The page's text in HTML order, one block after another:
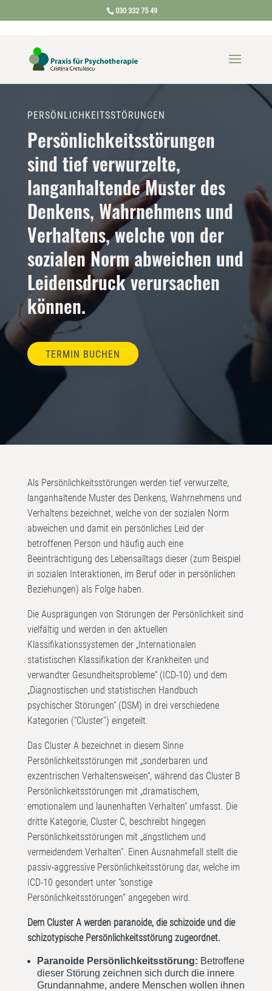
030 332 75 49
PERSÖNLICHKEITSSTÖRUNGEN
Persönlichkeitsstörungen
sind tief verwurzelte,
langanhaltende Muster des
Denkens, Wahrnehmens und
Verhaltens, welche von der
sozialen Norm abweichen und
Leidensdruck verursachen
können.
TERMIN BUCHEN
Als Persönlichkeitsstörungen werden tief verwurzelte,
langanhaltende Muster des Denkens, Wahrnehmens und
Verhaltens bezeichnet, welche von der sozialen Norm
abweichen und damit ein persönliches Leid der
betroffenen Person und häufig auch eine
Beeinträchtigung des Lebensalltags dieser (zum Beispiel
in sozialen Interaktionen, im Beruf oder in persönlichen
Beziehungen) als Folge haben.
Die Ausprägungen von Störungen der Persönlichkeit sind
vielfältig und werden in den aktuellen
Klassifikationssystemen der „Internationalen
statistischen Klassifikation der Krankheiten und
verwandter Gesundheitsprobleme“ (ICD-10) und dem
„Diagnostischen und statistischen Handbuch
psychischer Störungen“ (DSM) in drei verschiedene
Kategorien (“Cluster”) eingeteilt.
Das Cluster A bezeichnet in diesem Sinne
Persönlichkeitsstörungen mit „sonderbaren und
exzentrischen Verhaltensweisen“, während das Cluster B
Persönlichkeitsstörungen mit „dramatischem,
emotionalem und launenhaften Verhalten“ umfasst. Die
dritte Kategorie, Cluster C, beschreibt hingegen
Persönlichkeitsstörungen mit „ängstlichem und
vermeidendem Verhalten“. Einen Ausnahmefall stellt die
passiv-aggressive Persönlichkeitsstörung dar, welche im
ICD-10 gesondert unter “sonstige
Persönlichkeitsstörungen” angegeben wird.
Dem Cluster A werden paranoide, die schizoide und die
schizotypische Persönlichkeitsstörung zugeordnet.
Paranoide Persönlichkeitsstörung: Betroffene
dieser Störung zeichnen sich durch die innere
Grundannahme, andere Menschen wollen ihnen